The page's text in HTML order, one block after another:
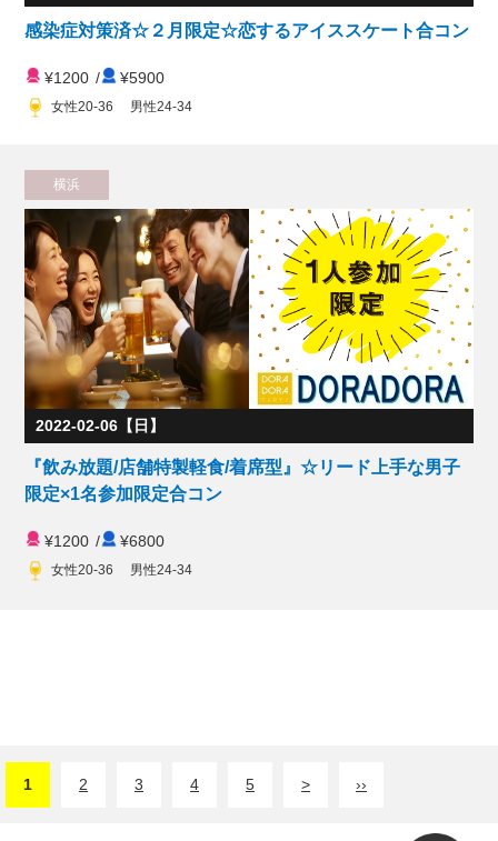
感染症対策済☆２月限定☆恋するアイススケート合コン
¥1200 / ¥5900
女性20-36 男性24-34
横浜
2022-02-06【日】
『飲み放題/店舗特製軽食/着席型』☆リード上手な男子
限定×1名参加限定合コン
¥1200 / ¥6800
女性20-36 男性24-34
1 2 3 4 5 > ››